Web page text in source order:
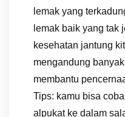
lemak yang
lemak baik yang tak
kesehatan jantung
mengandung
membantu
Tips: kamu bisa
alpukat ke dalam